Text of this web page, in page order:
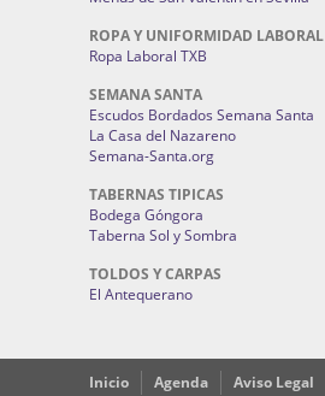
ROPA Y UNIFORMIDAD LABORAL
Ropa Laboral TXB
SEMANA SANTA
Escudos Bordados Semana Santa
La Casa del Nazareno
Semana-Santa.org
TABERNAS TIPICAS
Bodega Góngora
Taberna Sol y Sombra
TOLDOS Y CARPAS
El Antequerano
Inicio Agenda Aviso Legal